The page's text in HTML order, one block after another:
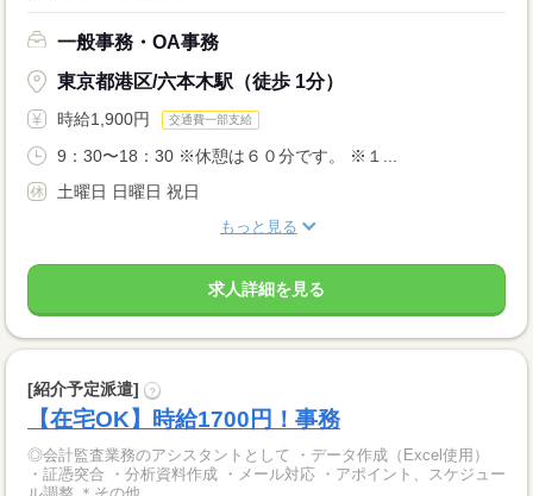
一般事務・OA事務
東京都港区/六本木駅（徒歩 1分）
時給1,900円 交通費一部支給
9：30〜18：30 ※休憩は６０分です。 ※１...
土曜日 日曜日 祝日
もっと見る
求人詳細を見る
[紹介予定派遣] ?
【在宅OK】時給1700円！事務
◎会計監査業務のアシスタントとして ・データ作成（Excel使用）
・証憑突合 ・分析資料作成 ・メール対応 ・アポイント、スケジュー